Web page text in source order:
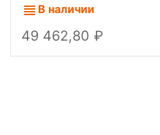
В наличии
49 462,80